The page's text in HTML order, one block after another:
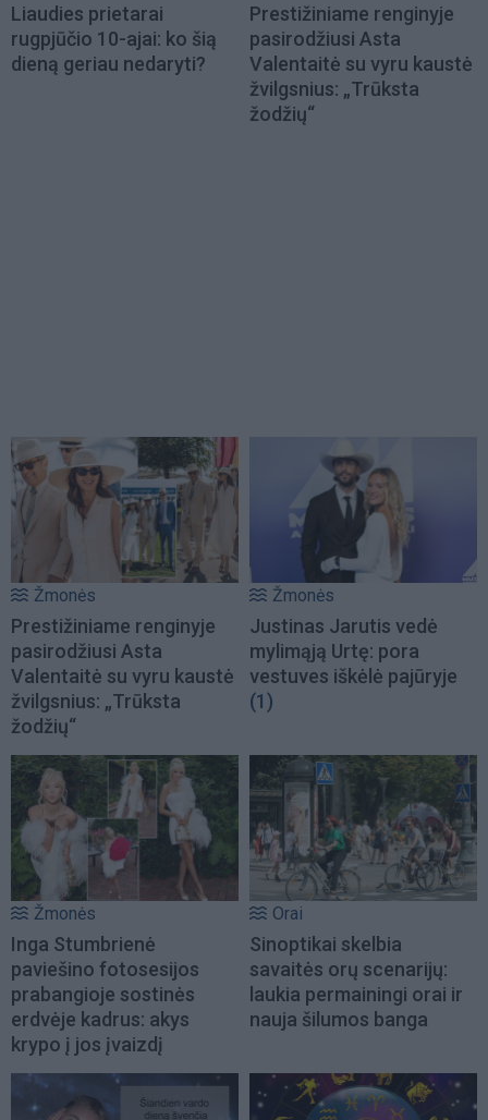
Liaudies prietarai
rugpjūčio 10-ajai: ko šią
dieną geriau nedaryti?
Prestižiniame renginyje
pasirodžiusi Asta
Valentaitė su vyru kaustė
žvilgsnius: „Trūksta
žodžių“
Žmonės
Prestižiniame renginyje
pasirodžiusi Asta
Valentaitė su vyru kaustė
žvilgsnius: „Trūksta
žodžių“
Žmonės
Justinas Jarutis vedė
mylimąją Urtę: pora
vestuves iškėlė pajūryje
(1)
Žmonės
Inga Stumbrienė
paviešino fotosesijos
prabangioje sostinės
erdvėje kadrus: akys
krypo į jos įvaizdį
Orai
Sinoptikai skelbia
savaitės orų scenarijų:
laukia permainingi orai ir
nauja šilumos banga